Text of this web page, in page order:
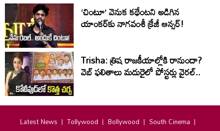
‘చింటూ’ వెనుక కథేంటని అడిగిన
యాంకర్‌కు నాగవంశీ క్రేజీ ఆన్సర్!
Trisha: త్రిష రాజకీయాల్లోకి రానుందా?
వెబ్ ఫలితాలు మదురైలో పోస్టర్లు వైరల్..
Latest News Tollywood Bollywood
South Cinema